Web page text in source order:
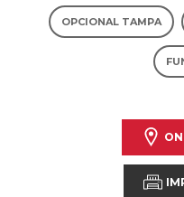
OPCIONAL TAMPA